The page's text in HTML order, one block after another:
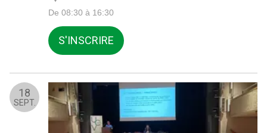
De 08:30 à 16:30
S'INSCRIRE
18
SEPT.